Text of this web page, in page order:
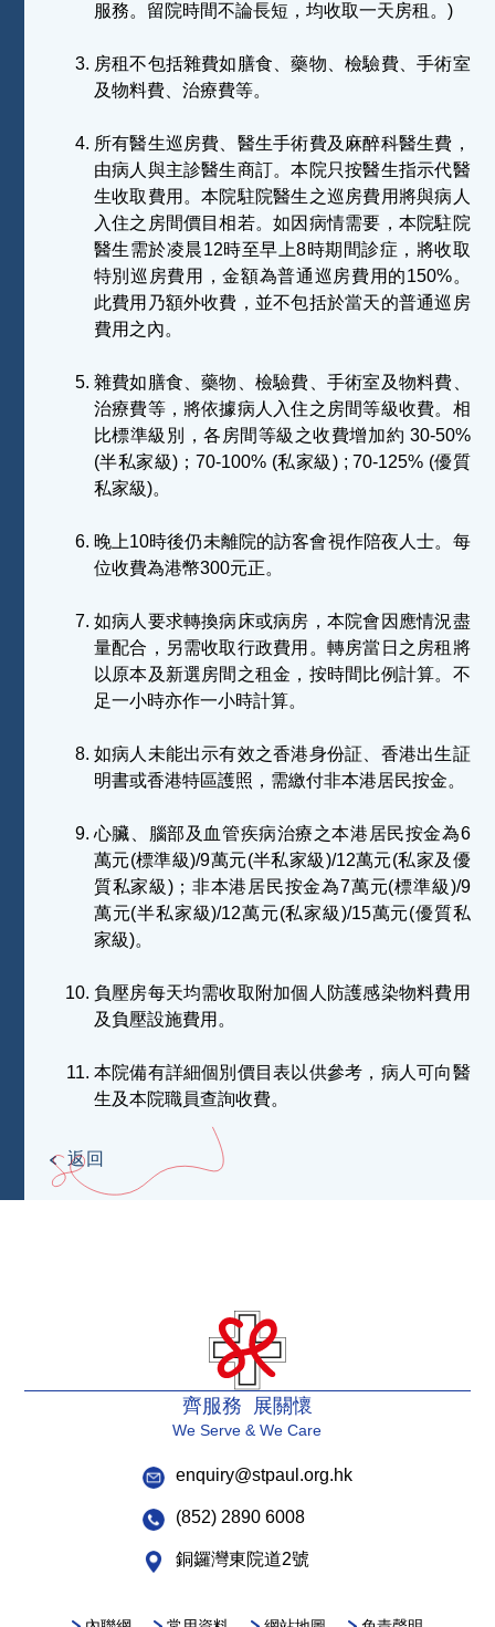
服務。留院時間不論長短，均收取一天房租。)
房租不包括雜費如膳食、藥物、檢驗費、手術室
及物料費、治療費等。
所有醫生巡房費、醫生手術費及麻醉科醫生費，
由病人與主診醫生商訂。本院只按醫生指示代醫
生收取費用。本院駐院醫生之巡房費用將與病人
入住之房間價目相若。如因病情需要，本院駐院
醫生需於凌晨12時至早上8時期間診症，將收取
特別巡房費用，金額為普通巡房費用的150%。
此費用乃額外收費，並不包括於當天的普通巡房
費用之內。
雜費如膳食、藥物、檢驗費、手術室及物料費、
治療費等，將依據病人入住之房間等級收費。相
比標準級別，各房間等級之收費增加約 30-50%
(半私家級)；70-100% (私家級) ; 70-125% (優質
私家級)。
晚上10時後仍未離院的訪客會視作陪夜人士。每
位收費為港幣300元正。
如病人要求轉換病床或病房，本院會因應情況盡
量配合，另需收取行政費用。轉房當日之房租將
以原本及新選房間之租金，按時間比例計算。不
足一小時亦作一小時計算。
如病人未能出示有效之香港身份証、香港出生証
明書或香港特區護照，需繳付非本港居民按金。
心臟、腦部及血管疾病治療之本港居民按金為6
萬元(標準級)/9萬元(半私家級)/12萬元(私家及優
質私家級)；非本港居民按金為7萬元(標準級)/9
萬元(半私家級)/12萬元(私家級)/15萬元(優質私
家級)。
負壓房每天均需收取附加個人防護感染物料費用
及負壓設施費用。
本院備有詳細個別價目表以供參考，病人可向醫
生及本院職員查詢收費。
返回
齊服務 展關懷
We Serve & We Care
enquiry@stpaul.org.hk
(852) 2890 6008
銅鑼灣東院道2號